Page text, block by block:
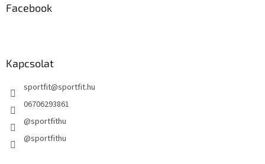
Facebook
Kapcsolat
sportfit@sportfit.hu
06706293861
@sportfithu
@sportfithu